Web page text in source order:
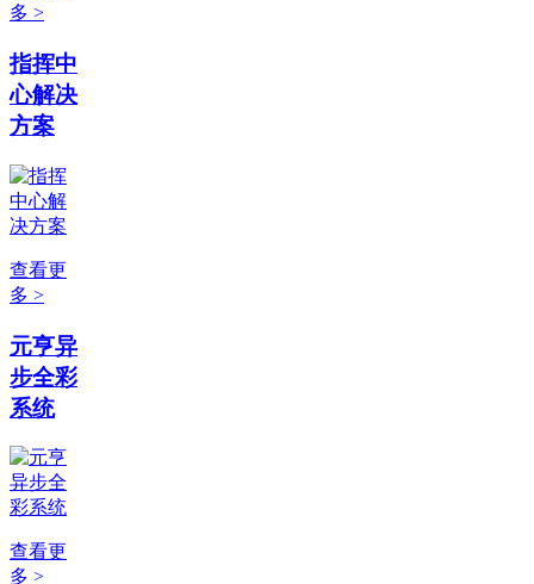
多 >
指挥中
心解决
方案
查看更
多 >
元亨异
步全彩
系统
查看更
多 >